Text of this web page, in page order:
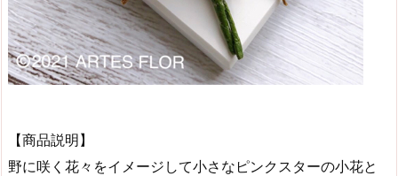
【商品説明】
野に咲く花々をイメージして小さなピンクスターの小花と